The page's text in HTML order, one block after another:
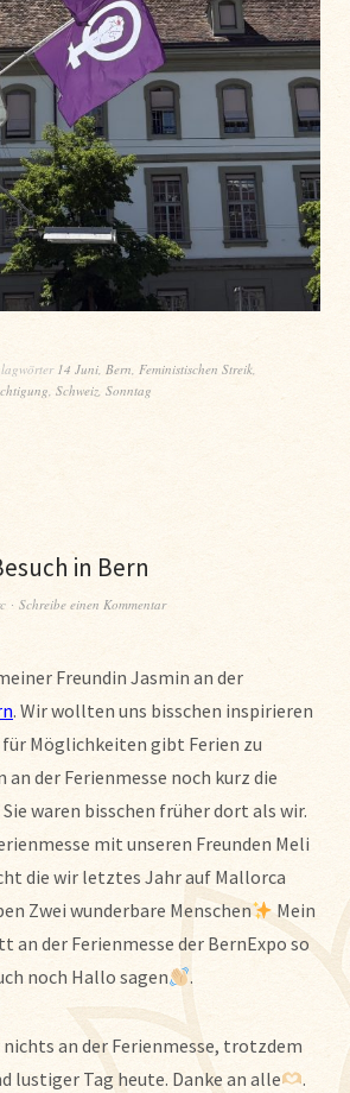
14 Juni, Bern Feministischen Streik,
Schweiz Sonntag
in Bern
Schreibe einen Kommentar
Freundin Jasmin an der
. Wir wollten uns bisschen inspirieren
für Möglichkeiten gibt Ferien zu
an der Ferienmesse noch kurz die
waren bisschen früher dort als wir.
mit unseren Freunden Meli
die wir letztes Jahr auf Mallorca
Zwei wunderbare Menschen
Mein
an der Ferienmesse der BernExpo so
noch Hallo sagen
.
an der Ferienmesse, trotzdem
lustiger Tag heute. Danke an alle
.